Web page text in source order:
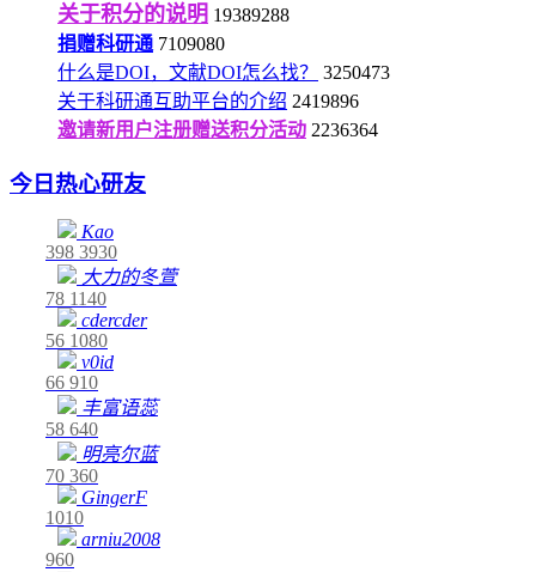
关于积分的说明 19389288
捐赠科研通 7109080
什么是DOI，文献DOI怎么找？
3250473
关于科研通互助平台的介绍 2419896
邀请新用户注册赠送积分活动 2236364
今日热心研友
Kao
398 3930
大力的冬萱
78 1140
cdercder
56 1080
v0id
66 910
丰富语蕊
58 640
明亮尔蓝
70 360
GingerF
1010
arniu2008
960